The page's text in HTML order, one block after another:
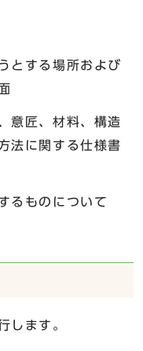
とする場所および
意匠、材料、構造
法に関する仕様書
るものについて
します。